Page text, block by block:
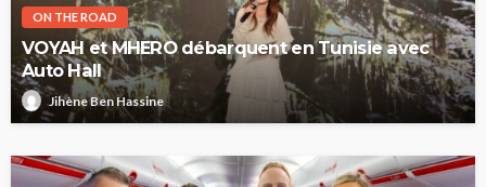
ON THE ROAD
VOYAH et MHERO débarquent en Tunisie avec
Auto Hall
Jihène Ben Hassine